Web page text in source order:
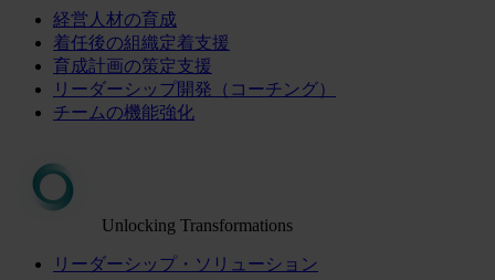
経営人材の育成
着任後の組織定着支援
育成計画の策定支援
リーダーシップ開発（コーチング）
チームの機能強化
Unlocking Transformations
リーダーシップ・ソリューション